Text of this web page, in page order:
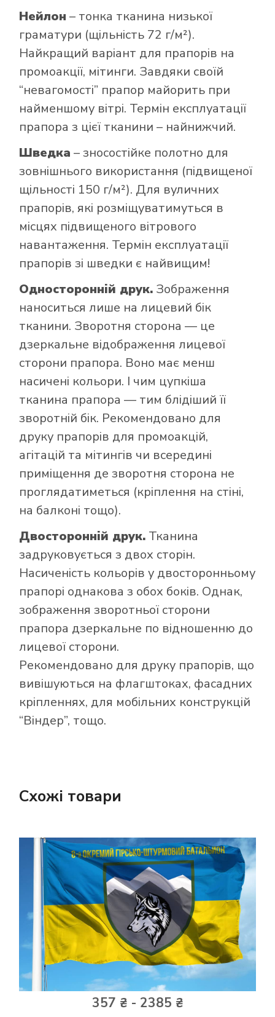
Нейлон – тонка тканина низької
граматури (щільність 72 г/м²).
Найкращий варіант для прапорів на
промоакції, мітинги. Завдяки своїй
“невагомості” прапор майорить при
найменшому вітрі. Термін експлуатації
прапора з цієї тканини – найнижчий.
Шведка – зносостійке полотно для
зовнішнього використання (підвищеної
щільності 150 г/м²). Для вуличних
прапорів, які розміщуватимуться в
місцях підвищеного вітрового
навантаження. Термін експлуатації
прапорів зі шведки є найвищим!
Односторонній друк. Зображення
наноситься лише на лицевий бік
тканини. Зворотня сторона — це
дзеркальне відображення лицевої
сторони прапора. Воно має менш
насичені кольори. І чим цупкіша
тканина прапора — тим блідіший її
зворотній бік. Рекомендовано для
друку прапорів для промоакцій,
агітацій та мітингів чи всередині
приміщення де зворотня сторона не
проглядатиметься (кріплення на стіні,
на балконі тощо).
Двосторонній друк. Тканина
задруковується з двох сторін.
Насиченість кольорів у двосторонньому
прапорі однакова з обох боків. Однак,
зображення зворотньої сторони
прапора дзеркальне по відношенню до
лицевої сторони.
Рекомендовано для друку прапорів, що
вивішуються на флагштоках, фасадних
кріпленнях, для мобільних конструкцій
“Віндер”, тощо.
Схожі товари
357 ₴ - 2385 ₴